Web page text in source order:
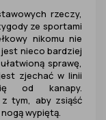
rzeczy,
ze sportami
nikomu nie
nieco bardziej
sprawę,
zjechać w linii
od kanapy.
tym, aby zsiąść
wypiętą.